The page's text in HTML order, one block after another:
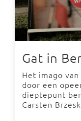
Gat in
Het imago
door een
dieptepunt
Carsten